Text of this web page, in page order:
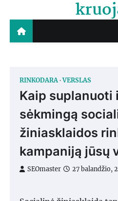
content
RINKODARA VERSLAS
Kaip suplanuoti
sėkmingą
žiniasklaidos
kampaniją jūsų
SEOmaster 27 balandžio,